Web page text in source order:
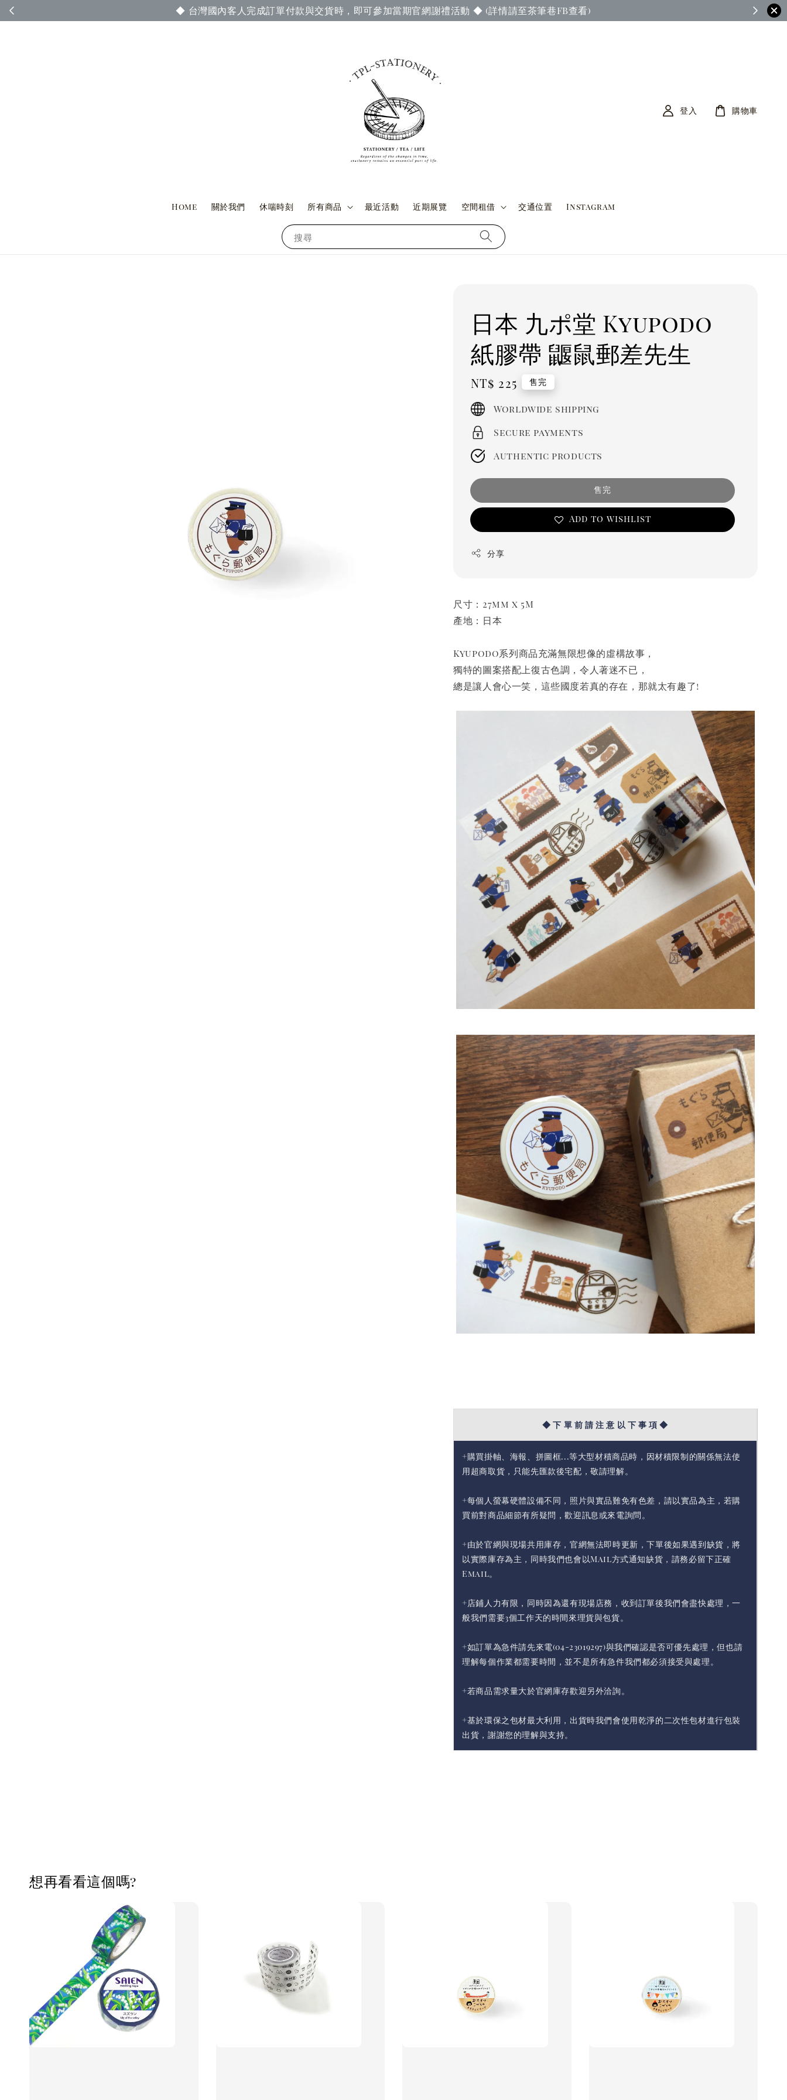
◆ 台灣國內客人完成訂單付款與交貨時，即可參加當期官網謝禮活動 ◆ (詳情請至茶筆巷FB查看)
搜尋
Home 關於我們 休喘時刻 所有商品 最近活動 近期展覽 空間租借 交通位置 Instagram
登入 購物車
日本 九ポ堂 Kyupodo
紙膠帶 鼴鼠郵差先生
Regular
price
NT$ 225 售完
Worldwide shipping
Secure payments
Authentic products
售完
Add to wishlist
分享
尺寸：27mm x 5M
產地：日本
Kyupodo系列商品充滿無限想像的虛構故事，
獨特的圖案搭配上復古色調，令人著迷不已，
總是讓人會心一笑，這些國度若真的存在，那就太有趣了!
◆ 下 單 前 請 注 意 以 下 事 項 ◆
+購買掛軸、海報、拼圖框...等大型材積商品時，因材積限制的關係無法使
用超商取貨，只能先匯款後宅配，敬請理解。
+每個人螢幕硬體設備不同，照片與實品難免有色差，請以實品為主，若購
買前對商品細節有所疑問，歡迎訊息或來電詢問。
+由於官網與現場共用庫存，官網無法即時更新，下單後如果遇到缺貨，將
以實際庫存為主，同時我們也會以Mail方式通知缺貨，請務必留下正確
Email。
+店鋪人力有限，同時因為還有現場店務，收到訂單後我們會盡快處理，一
般我們需要3個工作天的時間來理貨與包貨。
+如訂單為急件請先來電(04-23019297)與我們確認是否可優先處理，但也請
理解每個作業都需要時間，並不是所有急件我們都必須接受與處理。
+若商品需求量大於官網庫存歡迎另外洽詢。
+基於環保之包材最大利用，出貨時我們會使用乾淨的二次性包材進行包裝
出貨，謝謝您的理解與支持。
想再看看這個嗎?